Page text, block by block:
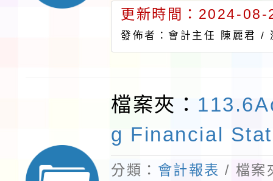
更新時間：2024-
發佈者：會計主任 陳麗君 /
檔案夾：
g Financial
分類： 會計報表 / 檔案